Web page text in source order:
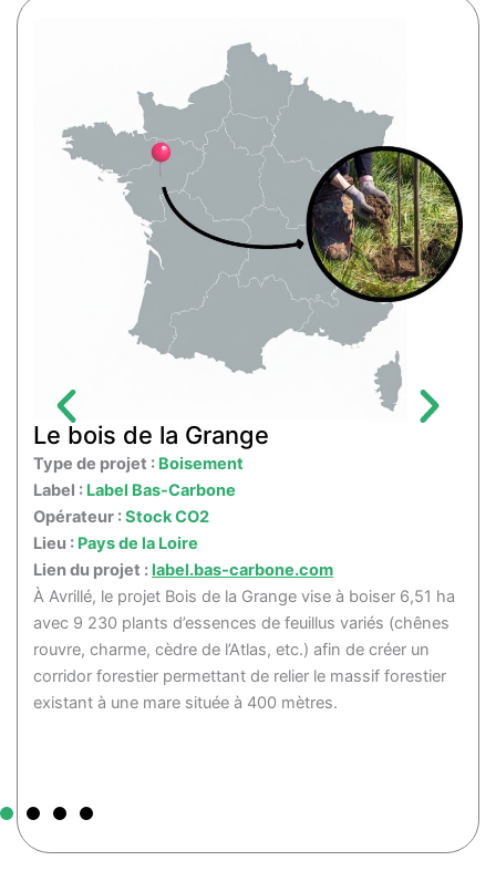
Le bois de la Grange
Type de projet : Boisement
Label : Label Bas-Carbone
Opérateur :Stock CO2
Lieu : Pays de la Loire
Lien du projet :label.bas-carbone.com
À Avrillé, le projet Bois de la Grange vise à boiser 6,51 ha
avec 9 230 plants d’essences de feuillus variés (chênes
rouvre, charme, cèdre de l’Atlas, etc.) afin de créer un
corridor forestier permettant de relier le massif forestier
existant à une mare située à 400 mètres.